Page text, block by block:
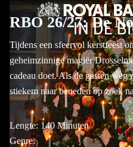
RBO 26/27: De
Tijdens een sfeervol kerstfeest
geheimzinnige magiër
cadeau doet. Als de gasten weg
stiekem naar beneden op zoek
Lengte: 140 Minuten
Genre: